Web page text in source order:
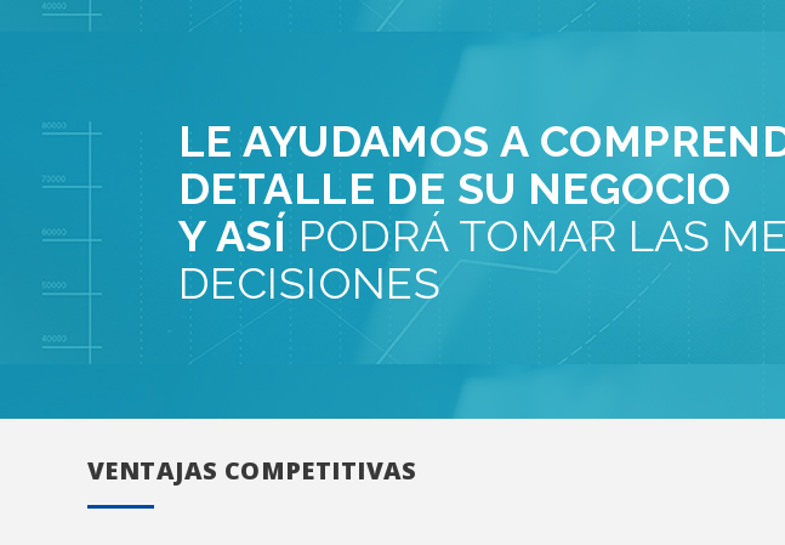
LE AYUDAMOS A
DETALLE DE SU NEGOCIO
Y ASÍ PODRÁ TOMAR LAS
DECISIONES
VENTAJAS COMPETITIVAS